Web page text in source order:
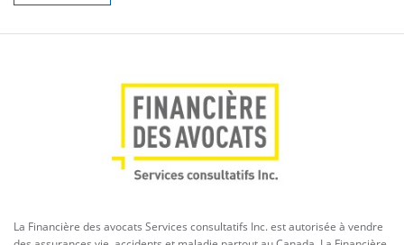
La Financière des avocats Services consultatifs Inc. est autorisée à vendre